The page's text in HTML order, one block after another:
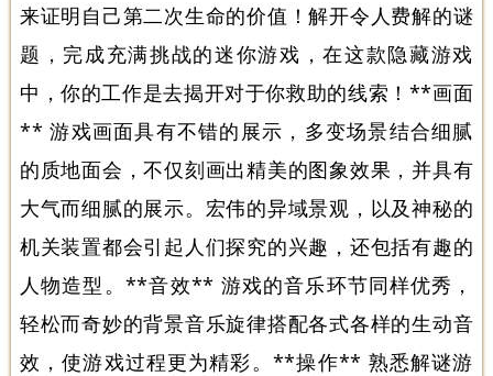
来证明自己第二次生命的价值！解开令人费解的谜
题，完成充满挑战的迷你游戏，在这款隐藏游戏
中，你的工作是去揭开对于你救助的线索！**画面
** 游戏画面具有不错的展示，多变场景结合细腻
的质地面会，不仅刻画出精美的图象效果，并具有
大气而细腻的展示。宏伟的异域景观，以及神秘的
机关装置都会引起人们探究的兴趣，还包括有趣的
人物造型。**音效** 游戏的音乐环节同样优秀，
轻松而奇妙的背景音乐旋律搭配各式各样的生动音
效，使游戏过程更为精彩。**操作** 熟悉解谜游